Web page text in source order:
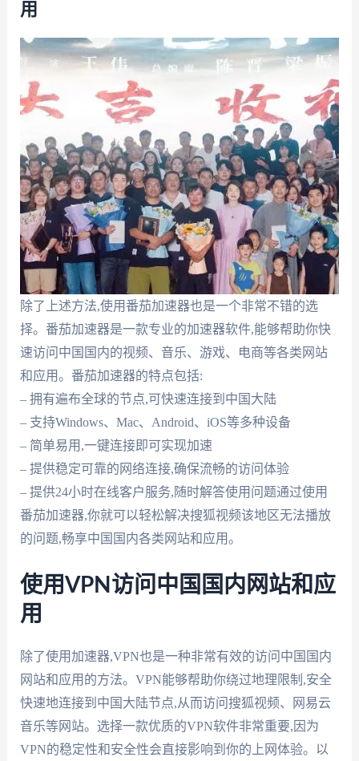
用
除了上述方法,使用番茄加速器也是一个非常不错的选
择。番茄加速器是一款专业的加速器软件,能够帮助你快
速访问中国国内的视频、音乐、游戏、电商等各类网站
和应用。番茄加速器的特点包括:
– 拥有遍布全球的节点,可快速连接到中国大陆
– 支持Windows、Mac、Android、iOS等多种设备
– 简单易用,一键连接即可实现加速
– 提供稳定可靠的网络连接,确保流畅的访问体验
– 提供24小时在线客户服务,随时解答使用问题通过使用
番茄加速器,你就可以轻松解决搜狐视频该地区无法播放
的问题,畅享中国国内各类网站和应用。
使用VPN访问中国国内网站和应
用
除了使用加速器,VPN也是一种非常有效的访问中国国内
网站和应用的方法。VPN能够帮助你绕过地理限制,安全
快速地连接到中国大陆节点,从而访问搜狐视频、网易云
音乐等网站。选择一款优质的VPN软件非常重要,因为
VPN的稳定性和安全性会直接影响到你的上网体验。以